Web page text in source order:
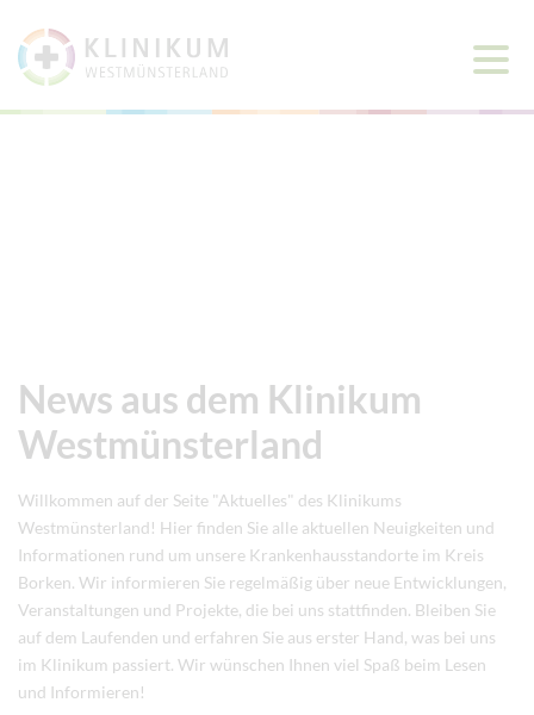
News aus dem Klinikum
Westmünsterland
Willkommen auf der Seite "Aktuelles" des Klinikums
Westmünsterland! Hier finden Sie alle aktuellen Neuigkeiten und
Informationen rund um unsere Krankenhausstandorte im Kreis
Borken. Wir informieren Sie regelmäßig über neue Entwicklungen,
Veranstaltungen und Projekte, die bei uns stattfinden. Bleiben Sie
auf dem Laufenden und erfahren Sie aus erster Hand, was bei uns
im Klinikum passiert. Wir wünschen Ihnen viel Spaß beim Lesen
und Informieren!